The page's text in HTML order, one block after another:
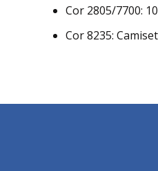
Cor 2805/7700:
Cor 8235: